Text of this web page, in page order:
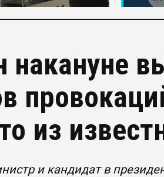
накануне
из
и кандидат в